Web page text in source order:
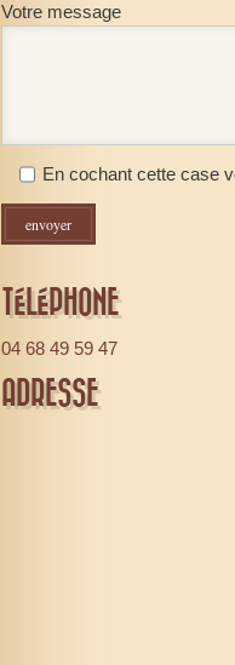
Votre message
En cochant cette case
TÉLÉPHONE
04 68 49 59 47
ADRESSE